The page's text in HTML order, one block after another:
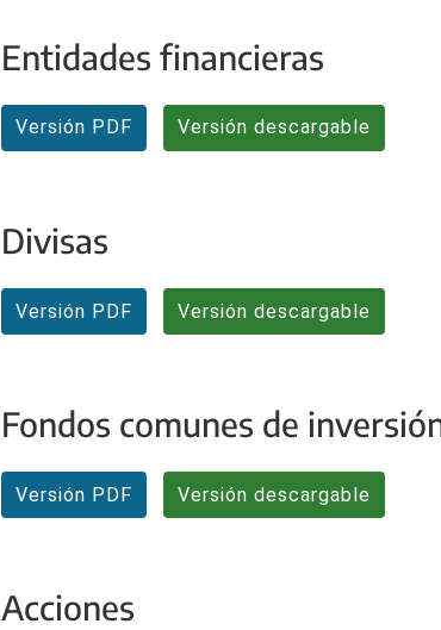
Entidades financieras
Versión PDF Versión descargable
Divisas
Versión PDF Versión descargable
Fondos comunes de
Versión PDF Versión descargable
Acciones